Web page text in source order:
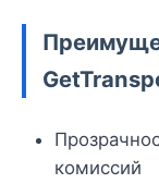
комиссий